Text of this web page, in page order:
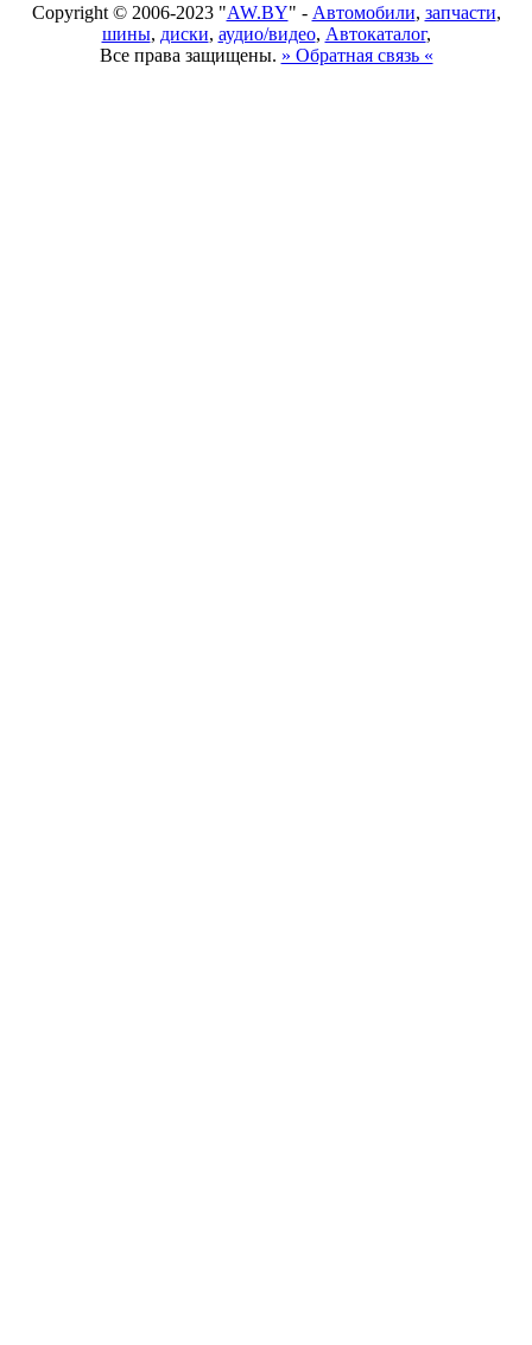
Copyright © 2006-2023 "AW.BY" - Автомобили, запчасти,
шины, диски, аудио/видео, Автокаталог,
Все права защищены. » Обратная связь «